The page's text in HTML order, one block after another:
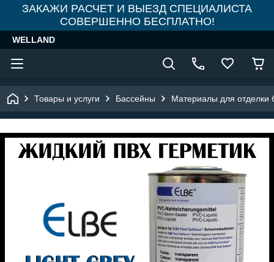
ЗАКАЖИ РАСЧЕТ И ВЫЕЗД СПЕЦИАЛИСТА
СОВЕРШЕННО БЕСПЛАТНО!
WELLAND
Товары и услуги Бассейны Материалы для отделки